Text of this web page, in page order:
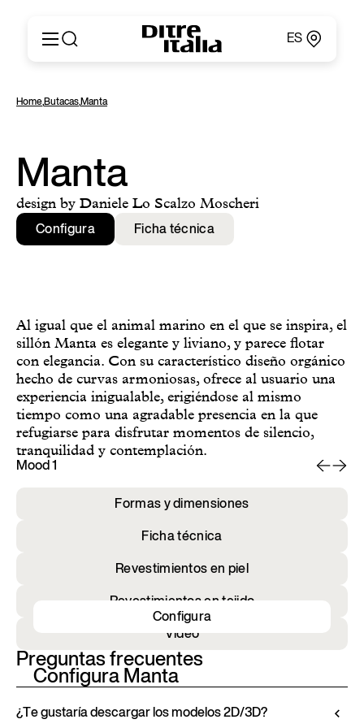
ES
Productos
Catálogos y Materiales
Ditre for Professionals
Puntos de Venta
News & Press
Área Reservada
English
Español
Русский
简体中文
Home,Butacas,Manta
Manta
design by Daniele Lo Scalzo Moscheri
Configura Ficha técnica
Al igual que el animal marino en el que se inspira, el
sillón Manta es elegante y liviano, y parece flotar
con elegancia. Con su característico diseño orgánico
hecho de curvas armoniosas, ofrece al usuario una
experiencia inigualable, erigiéndose al mismo
tiempo como una agradable presencia en la que
refugiarse para disfrutar momentos de silencio,
tranquilidad y contemplación.
Mood 1
Formas y dimensiones
Ficha técnica
Revestimientos en piel
Revestimientos en tejido
Vídeo
Configura Manta
Configura
Preguntas frecuentes
¿Te gustaría descargar los modelos 2D/3D?